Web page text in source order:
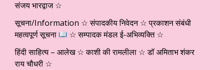
संजय भारद्वाज ☆
सूचना/Information ☆ संपादकीय निवेदन ☆ प्रकाशन संबंधी
महत्वपूर्ण सूचना
☆ सम्पादक मंडल ई-अभिव्यक्ति ☆
हिंदी साहित्य – आलेख ☆ काशी की रामलीला ☆ डॉ अमिताभ शंकर
राय चौधरी ☆